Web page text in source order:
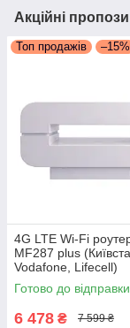
Акційні
Топ продажів –15%
4G LTE Wi-Fi
MF287 plus
Vodafone, Lifecell)
Готово до відправки
6 478 ₴ 7 599 ₴